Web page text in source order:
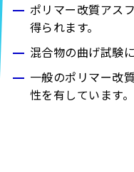
ポリマー改質アス
得られます。
混合物の曲げ試験
一般のポリマー改
性を有しています。